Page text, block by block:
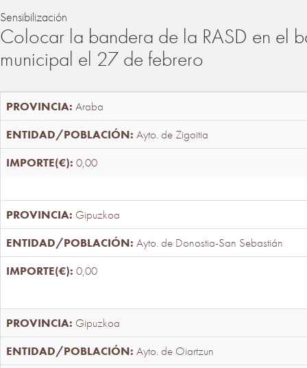
Sensibilización
Colocar la bandera de la RASD en el
municipal el 27 de febrero
Araba
Ayto. de Zigoitia
0,00
Gipuzkoa
Ayto. de Donostia-San Sebastián
0,00
Gipuzkoa
Ayto. de Oiartzun